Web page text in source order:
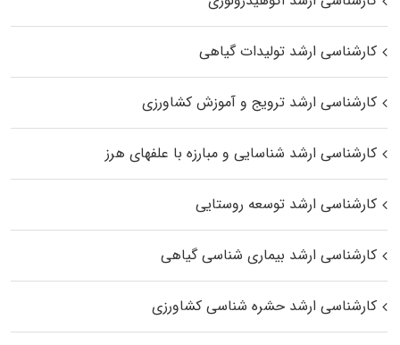
کارشناسی ارشد تولیدات گیاهی
کارشناسی ارشد ترویج و آموزش کشاورزی
کارشناسی ارشد شناسایی و مبارزه با علفهای هرز
کارشناسی ارشد توسعه روستایی
کارشناسی ارشد بیماری‌ شناسی گیاهی
کارشناسی ارشد حشره‌ شناسی کشاورزی